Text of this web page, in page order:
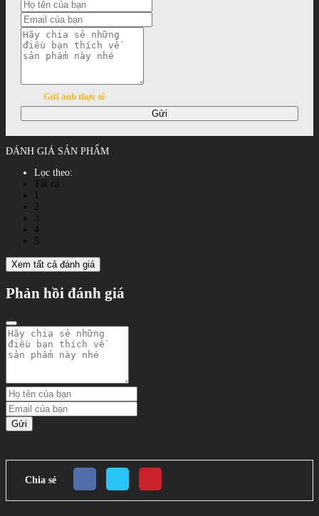
Gửi ảnh thực tế
Gửi
ĐÁNH GIÁ SẢN PHẨM
Lọc theo:
Tất cả
2
3
4
5
Xem tất cả đánh giá
Phản hồi đánh giá
Gửi
Chia sẻ